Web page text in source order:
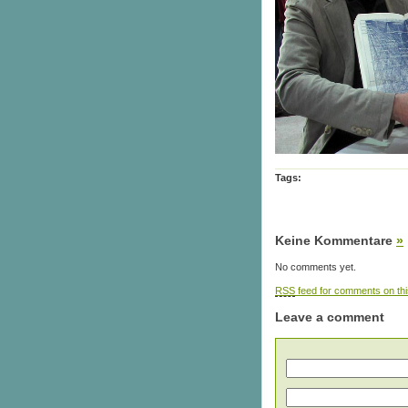
Tags:
Keine Kommentare »
No comments yet.
RSS feed for comments on
Leave a comment